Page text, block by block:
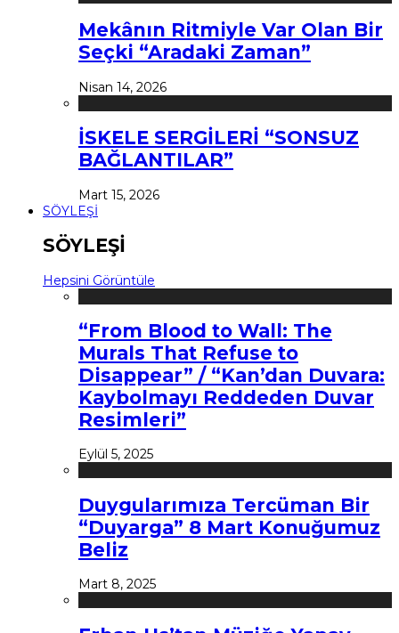
Mekânın Ritmiyle Var Olan Bir
Seçki “Aradaki Zaman”
Nisan 14, 2026
İSKELE SERGİLERİ “SONSUZ
BAĞLANTILAR”
Mart 15, 2026
SÖYLEŞİ
SÖYLEŞİ
Hepsini Görüntüle
“From Blood to Wall: The
Murals That Refuse to
Disappear” / “Kan’dan Duvara:
Kaybolmayı Reddeden Duvar
Resimleri”
Eylül 5, 2025
Duygularımıza Tercüman Bir
“Duyarga” 8 Mart Konuğumuz
Beliz
Mart 8, 2025